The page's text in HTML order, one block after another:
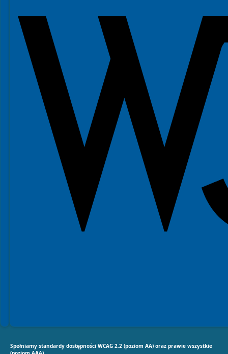
Spełniamy standardy dostępności WCAG 2.2 (poziom AA) oraz prawie wszystkie